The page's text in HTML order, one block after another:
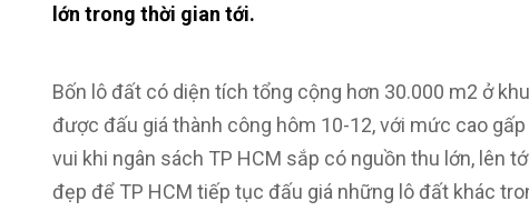
lớn trong thời gian tới.
Bốn lô đất có diện tích tổng cộng hơn 30.000 m2 ở
được đấu giá thành công hôm 10-12, với mức cao
vui khi ngân sách TP HCM sắp có nguồn thu lớn, lên
đẹp để TP HCM tiếp tục đấu giá những lô đất khác